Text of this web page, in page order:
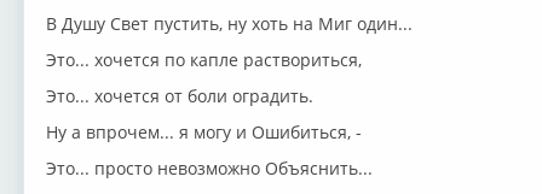
В Душу Свет пустить, ну хоть на Миг один...
Это... хочется по капле раствориться,
Это... хочется от боли оградить.
Ну а впрочем... я могу и Ошибиться, -
Это... просто невозможно Объяснить...